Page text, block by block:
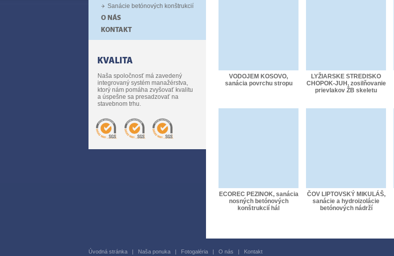
Sanácie betónových konštrukcií
Naša spoločnosť má zavedený
integrovaný systém manažérstva,
ktorý nám pomáha zvyšovať kvalitu
a úspešne sa presadzovať na
stavebnom trhu.
VODOJEM KOSOVO,
sanácia povrchu stropu
LYŽIARSKE STREDISKO
CHOPOK-JUH, zosilňovanie
prievlakov ŽB skeletu
ECOREC PEZINOK, sanácia
nosných betónových
konštrukcií hál
ČOV LIPTOVSKÝ MIKULÁŠ,
sanácie a hydroizolácie
betónových nádrží
Úvodná stránka | Naša ponuka | Fotogaléria | O nás | Kontakt